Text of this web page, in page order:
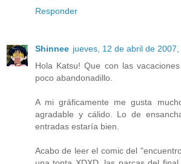
Responder
Shinnee jueves, 12 de abril de
Hola Katsu! Que con las
poco abandonadillo.
A mi gráficamente me gusta
agradable y cálido. Lo de
entradas estaría bien.
Acabo de leer el comic del